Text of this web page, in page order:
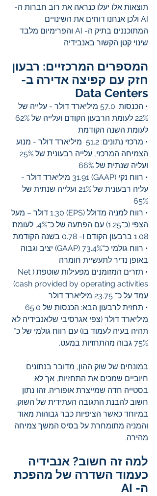
תוצאות אלו יעלו כנראה את רוב חברות ה-
AI ולכן אנחנו דוחים את השינויים
המתוכננים בתיק ה- AI והפרימיום מלבד
שינוי קטן הקשור באנבידיה.
המספרים המרכזיים: רבעון
חזק עם קפיצה אדירה ב-
Data Centers
• הכנסות: 57.0 מיליארד דולר - עלייה של
לעומת השנה הקודמת
• מרכזי נתונים: 51.2  מיליארד דולר - מנוע
ועליה שנתית של 66%
• רווח נקי (GAAP) 31.91 מיליארד דולר -
עליה רבעונית של 21% ועלייה שנתית של
65%
• רווח למניה מדולל (EPS) 1.30 דולר – מעל
הצפי (כ־1.25) עם הפתעה של כ־4%, לעומת
1.08 ברבעון הקודם ו- 0.78 בשנה הקודמת
• רווח גולמי כ־73.4% (GAAP) יציב וגבוה
באופן נדיר לתעשיית חומרה
• תזרים המזומנים מפעילות שוטפת (Net
cash provided by operating activities)
עמד על כ־ 23.75 מיליארד דולר
מיליארד דולר (צפי אגרסיבי שלאנבידיה לא
תהיה בעיה לעמוד בו) עם רווח גולמי של כ־
75% גבוה מהתחזיות במעט.
במונחים של שוק ההון, מדובר בנתונים
חיוביים שמכים את התחזיות, אך לא
בסטייה חדה שמייצרת אופוריה. זהו נתון
חשוב להבנת התגובה העתידית של השוק,
במיוחד כאשר הציפיות כבר גבוהות מאוד
והמניה מתומחרת על בסיס המשך צמיחה
מהירה.
למה זה חשוב? אנבידיה
כעמוד השדרה של מהפכת
ה- AI